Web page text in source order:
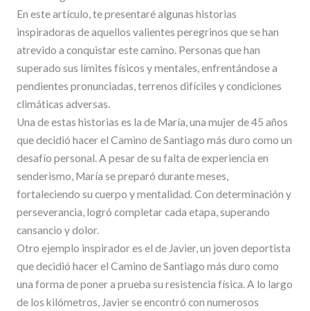
En este artículo, te presentaré algunas historias
inspiradoras de aquellos valientes peregrinos que se han
atrevido a conquistar este camino. Personas que han
superado sus límites físicos y mentales, enfrentándose a
pendientes pronunciadas, terrenos difíciles y condiciones
climáticas adversas.
Una de estas historias es la de María, una mujer de 45 años
que decidió hacer el Camino de Santiago más duro como un
desafío personal. A pesar de su falta de experiencia en
senderismo, María se preparó durante meses,
fortaleciendo su cuerpo y mentalidad. Con determinación y
perseverancia, logró completar cada etapa, superando
cansancio y dolor.
Otro ejemplo inspirador es el de Javier, un joven deportista
que decidió hacer el Camino de Santiago más duro como
una forma de poner a prueba su resistencia física. A lo largo
de los kilómetros, Javier se encontró con numerosos